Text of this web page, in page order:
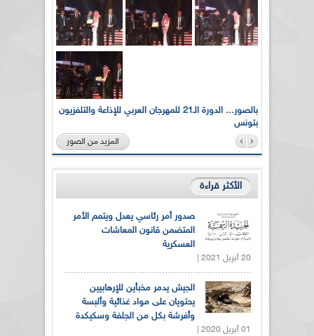
بالصور... الدورة الـ21 للمهرجان العربي للإذاعة والتلفزيون
بتونس
المزيد من الصور
الأكثر قراءة
صدور أمر رئاسي يعدل ويتمم الأمر
المتضمن قانون المعاشات
العسكرية
20 أبريل 2021 |
الجيش يدمر مخبأين للإرهابيين
يحتويان على مواد غذائية وألبسة
وأفرشة بكل من الجلفة وسكيكدة
01 أبريل 2020 |